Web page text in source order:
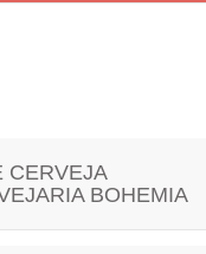
CERVEJA
BOHEMIA